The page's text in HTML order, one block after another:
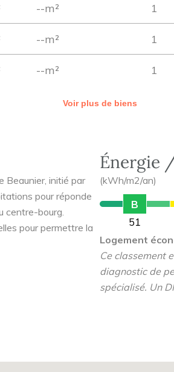
--m² 1
--m² 1
--m² 1
Voir plus de biens
Beaunier, initié par
pour réponde
centre-bourg.
pour permettre la
collectifs)
Énergie
(kWh/m2/an)
B
51
Logement
Ce classement
diagnostic de
spécialisé. Un